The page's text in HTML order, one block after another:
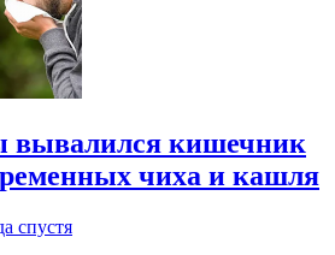
кишечник
чиха и кашля
спустя